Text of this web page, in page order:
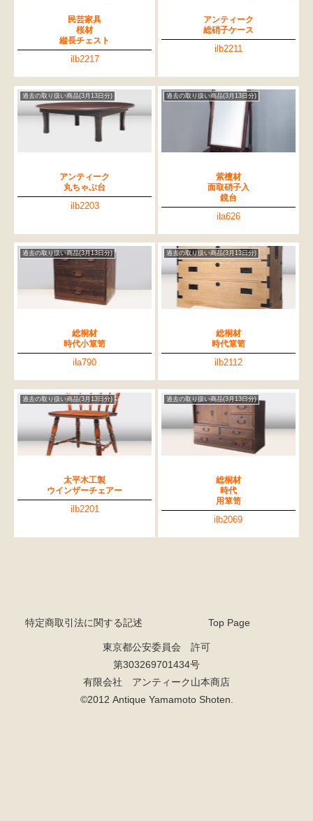
民芸家具
桜材
縦長チェスト
ilb2217
アンティーク
総硝子ケース
ilb2211
過去の取り扱い商品(3月13日分)
アンティーク
丸ちゃぶ台
ilb2203
過去の取り扱い商品(3月13日分)
紫檀材
面取硝子入
鏡台
ila626
過去の取り扱い商品(3月13日分)
総桐材
時代小箪笥
ila790
過去の取り扱い商品(3月13日分)
総桐材
時代箪笥
ilb2112
過去の取り扱い商品(3月13日分)
太平木工製
ウインザーチェアー
ilb2201
過去の取り扱い商品(3月13日分)
総桐材
時代
用箪笥
ilb2069
特定商取引法に関する記述 Top Page
東京都公安委員会 許可
第303269701434号
有限会社 アンティーク山本商店
©2012 Antique Yamamoto Shoten.